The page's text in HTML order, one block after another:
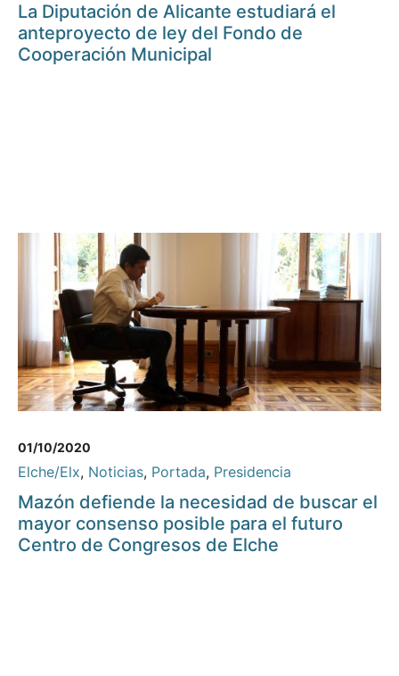
La Diputación de Alicante estudiará el
anteproyecto de ley del Fondo de
Cooperación Municipal
01/10/2020
Elche/Elx, Noticias, Portada, Presidencia
Mazón defiende la necesidad de buscar el
mayor consenso posible para el futuro
Centro de Congresos de Elche